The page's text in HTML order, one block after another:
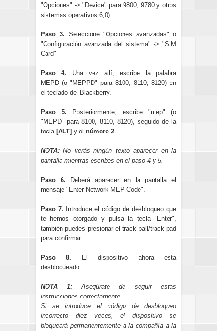
"Opciones" -> "Device" para 9800, 9780 y otros
sistemas operativos 6,0)
Paso 3. Seleccione "Opciones avanzadas" o
"Configuración avanzada del sistema" -> "SIM
Card"
Paso 4. Una vez allí, escribe la palabra
MEPD (o "MEPPD" para 8100, 8110, 8120) en
el teclado del Blackberry.
Paso 5. Posteriormente, escribe "mep" (o
"MEPD" para 8100, 8110, 8120), seguido de la
tecla [ALT] y el número 2
NOTA: No verás ningún texto aparecer en la
pantalla mientras escribes en el paso 4 y 5.
Paso 6. Deberá aparecer en la pantalla el
mensaje "Enter Network MEP Code".
Paso 7. Introduce el código de desbloqueo que
te hemos otorgado y pulsa la tecla "Enter",
también puedes presionar el track ball/track pad
para confirmar.
Paso 8. El dispositivo ahora esta
desbloqueado.
NOTA 1:Asegúrate de seguir estas
instrucciones correctamente.
Si se introduce el código de desbloqueo
incorrecto diez veces, el dispositivo se
bloqueará permanentemente a la compañía a la